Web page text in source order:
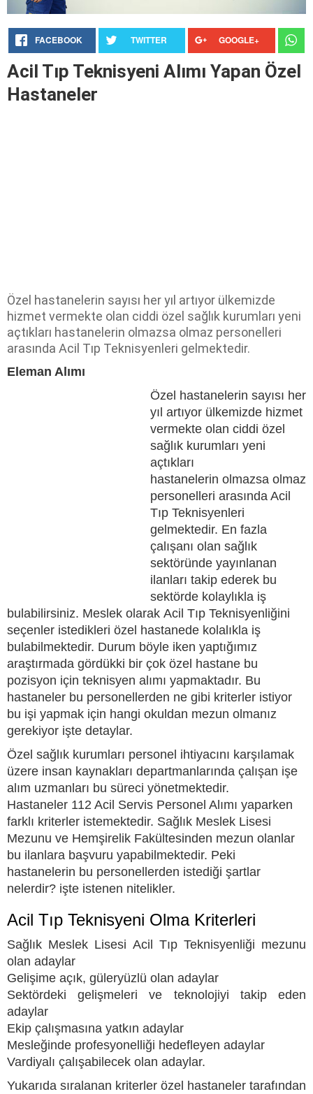
FACEBOOK TWITTER GOOGLE+
Acil Tıp Teknisyeni Alımı Yapan Özel
Hastaneler
Özel hastanelerin sayısı her yıl artıyor ülkemizde
hizmet vermekte olan ciddi özel sağlık kurumları yeni
açtıkları hastanelerin olmazsa olmaz personelleri
arasında Acil Tıp Teknisyenleri gelmektedir.
Eleman Alımı
Özel hastanelerin sayısı her
yıl artıyor ülkemizde hizmet
vermekte olan ciddi özel
sağlık kurumları yeni
açtıkları
hastanelerin olmazsa olmaz
personelleri arasında Acil
Tıp Teknisyenleri
gelmektedir. En fazla
çalışanı olan sağlık
sektöründe yayınlanan
ilanları takip ederek bu
sektörde kolaylıkla iş
bulabilirsiniz. Meslek olarak Acil Tıp Teknisyenliğini
seçenler istedikleri özel hastanede kolalıkla iş
bulabilmektedir. Durum böyle iken yaptığımız
araştırmada gördükki bir çok özel hastane bu
pozisyon için teknisyen alımı yapmaktadır. Bu
hastaneler bu personellerden ne gibi kriterler istiyor
bu işi yapmak için hangi okuldan mezun olmanız
gerekiyor işte detaylar.
Özel sağlık kurumları personel ihtiyacını karşılamak
üzere insan kaynakları departmanlarında çalışan işe
alım uzmanları bu süreci yönetmektedir.
Hastaneler 112 Acil Servis Personel Alımı yaparken
farklı kriterler istemektedir. Sağlık Meslek Lisesi
Mezunu ve Hemşirelik Fakültesinden mezun olanlar
bu ilanlara başvuru yapabilmektedir. Peki
hastanelerin bu personellerden istediği şartlar
nelerdir? işte istenen nitelikler.
Acil Tıp Teknisyeni Olma Kriterleri
Sağlık Meslek Lisesi Acil Tıp Teknisyenliği mezunu
olan adaylar
Gelişime açık, güleryüzlü olan adaylar
Sektördeki gelişmeleri ve teknolojiyi takip eden
adaylar
Ekip çalışmasına yatkın adaylar
Mesleğinde profesyonelliği hedefleyen adaylar
Vardiyalı çalışabilecek olan adaylar.
Yukarıda sıralanan kriterler özel hastaneler tarafından